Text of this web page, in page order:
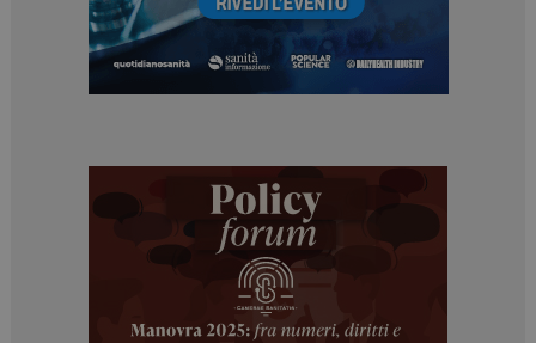
tracking-sites-
ironfish-session-id
www.dailyhealthindustry.it